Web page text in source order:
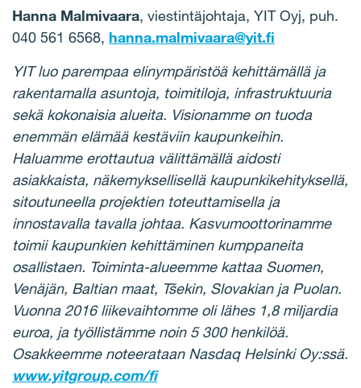
Hanna Malmivaara, viestintäjohtaja, YIT Oyj, puh.
040 561 6568, hanna.malmivaara@yit.fi
YIT luo parempaa elinympäristöä kehittämällä ja
rakentamalla asuntoja, toimitiloja, infrastruktuuria
sekä kokonaisia alueita. Visionamme on tuoda
enemmän elämää kestäviin kaupunkeihin.
Haluamme erottautua välittämällä aidosti
asiakkaista, näkemyksellisellä kaupunkikehityksellä,
sitoutuneella projektien toteuttamisella ja
innostavalla tavalla johtaa. Kasvumoottorinamme
toimii kaupunkien kehittäminen kumppaneita
osallistaen. Toiminta-alueemme kattaa Suomen,
Venäjän, Baltian maat, Tšekin, Slovakian ja Puolan.
Vuonna 2016 liikevaihtomme oli lähes 1,8 miljardia
euroa, ja työllistämme noin 5 300 henkilöä.
Osakkeemme noteerataan Nasdaq Helsinki Oy:ssä.
www.yitgroup.com/fi